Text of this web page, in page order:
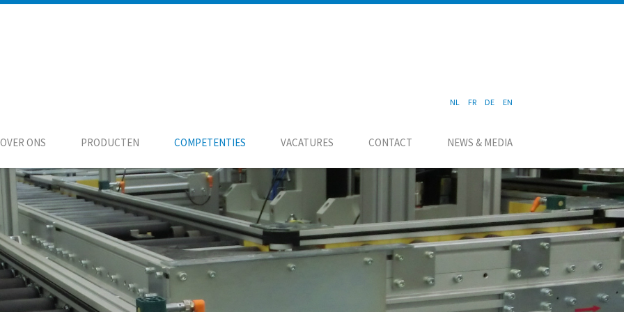
NL FR DE EN
OVER ONS PRODUCTEN COMPETENTIES VACATURES CONTACT NEWS & MEDIA